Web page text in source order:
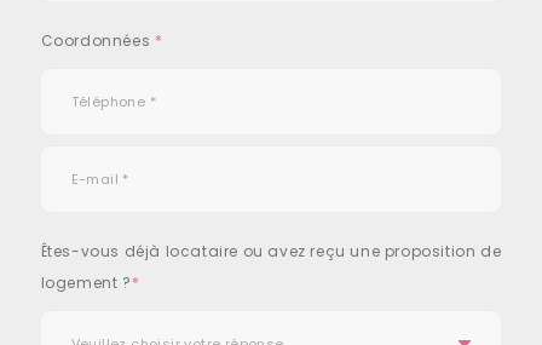
Coordonnées *
Êtes-vous déjà locataire ou avez reçu une proposition de
logement ?*